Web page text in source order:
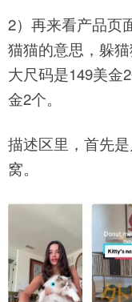
2）再来看产品页
猫猫的意思，躲
大尺码是149美金
金2个。
描述区里，首先
窝。